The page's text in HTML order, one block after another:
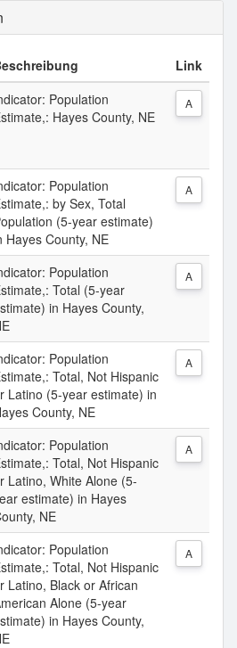
Link
Population
Hayes County, NE
A
Population
by Sex, Total
(5-year estimate)
Hayes County, NE
A
Population
Total (5-year
in Hayes County,
A
Population
Total, Not Hispanic
Latino (5-year estimate) in
County, NE
A
Population
Total, Not Hispanic
Latino, White Alone (5-
estimate) in Hayes
NE
A
Population
Total, Not Hispanic
Latino, Black or African
Alone (5-year
in Hayes County,
A